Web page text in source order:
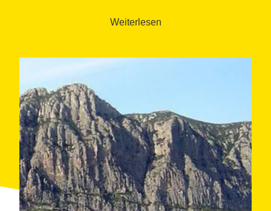
Collbató. Allí, se vuelven a
Este pequeño santuario se encuentra junto al acceso
los pies de la montaña y ya dentro del
Montserrat(Parque Natural de Montserrat).
Este es el inicio del tradicionalcamino de Els
Pelegrins, que se encarama con fuerza por la
vertiente sureste de la montaña de Montserrat.
Primero sube flanqueando por la base de las paredes
de conglomerado para después hacerlo de forma más
directa en zigzag en la zona conocida como Les
Girades. Justo después, hay que tomar la bifurcación
a la izquierda para ir hacia laermita de San Miguel
Weiterlesen